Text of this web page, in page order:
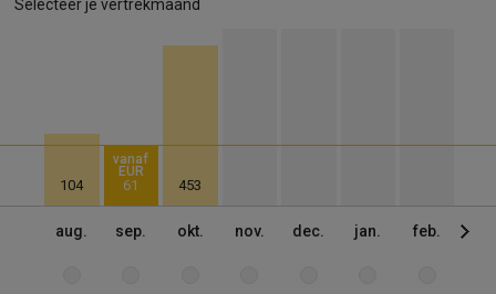
Selecteer je vertrekmaand
104
aug.
vanaf
EUR
61
sep.
453
okt. nov. dec. jan. feb.